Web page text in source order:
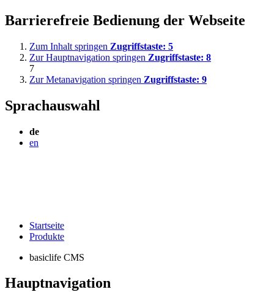
Barrierefreie Bedienung der Webseite
Zum Inhalt springen Zugriffstaste: 5
Zur Hauptnavigation springen Zugriffstaste: 8
7
Zur Metanavigation springen Zugriffstaste: 9
Sprachauswahl
de
en
Startseite
Produkte
basiclife CMS
Hauptnavigation